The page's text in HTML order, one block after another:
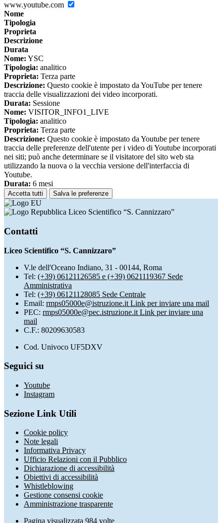
www.youtube.com
Nome
Tipologia
Proprieta
Descrizione
Durata
Nome: YSC
Tipologia: analitico
Proprieta: Terza parte
Descrizione: Questo cookie è impostato da YouTube per tenere
traccia delle visualizzazioni dei video incorporati.
Durata: Sessione
Nome: VISITOR_INFO1_LIVE
Tipologia: analitico
Proprieta: Terza parte
Descrizione: Questo cookie è impostato da Youtube per tenere
traccia delle preferenze dell'utente per i video di Youtube incorporati
nei siti; può anche determinare se il visitatore del sito web sta
utilizzando la nuova o la vecchia versione dell'interfaccia di
Youtube.
Durata: 6 mesi
Accetta tutti Salva le preferenze
Liceo Scientifico “S. Cannizzaro”
Contatti
Liceo Scientifico “S. Cannizzaro”
V.le dell'Oceano Indiano, 31 - 00144, Roma
Tel: (+39) 06121126585 e (+39) 0621119367 Sede
Amministrativa
Tel: (+39) 06121128085 Sede Centrale
Email: rmps05000e@istruzione.it Link per inviare una mail
PEC: rmps05000e@pec.istruzione.it Link per inviare una
mail
C.F.: 80209630583
Cod. Univoco UF5DXV
Seguici su
Youtube
Instagram
Sezione Link Utili
Cookie policy
Note legali
Informativa Privacy
Ufficio Relazioni con il Pubblico
Dichiarazione di accessibilità
Obiettivi di accessibilità
Whistleblowing
Gestione consensi cookie
Amministrazione trasparente
Pagina visualizzata 984 volte